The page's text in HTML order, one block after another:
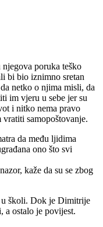
poruka teško
bi bio iznimno sretan
netko o njima misli, da
im vjeru u sebe jer su
i nitko nema pravo
samopoštovanje.
da među ljidima
ono što svi
kaže da su se zbog
u školi. Dok je Dimitrije
a ostalo je povijest.